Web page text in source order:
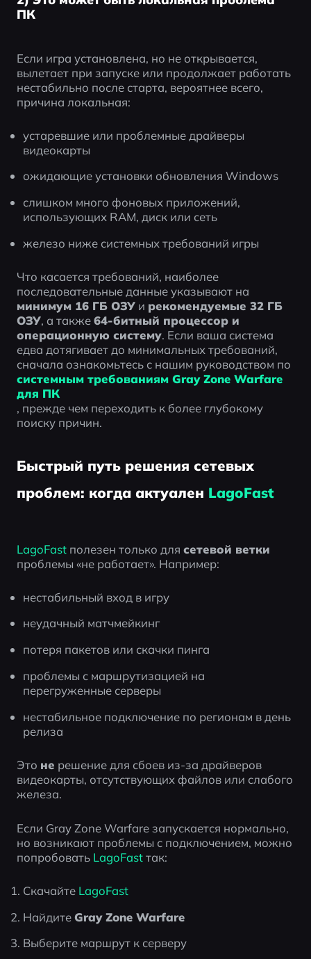
ПК
Если игра установлена, но не открывается,
вылетает при запуске или продолжает работать
нестабильно после старта, вероятнее всего,
причина локальная:
устаревшие или проблемные драйверы
видеокарты
ожидающие установки обновления Windows
слишком много фоновых приложений,
использующих RAM, диск или сеть
железо ниже системных требований игры
Что касается требований, наиболее
минимум 16 ГБ ОЗУ и рекомендуемые 32 ГБ
ОЗУ, а также 64-битный процессор и
операционную систему. Если ваша система
едва дотягивает до минимальных требований,
сначала ознакомьтесь с нашим руководством по
системным требованиям Gray Zone Warfare
для ПК
, прежде чем переходить к более глубокому
поиску причин.
Быстрый путь решения сетевых
проблем: когда актуален LagoFast
LagoFast полезен только для сетевой ветки
проблемы «не работает». Например:
нестабильный вход в игру
неудачный матчмейкинг
потеря пакетов или скачки пинга
проблемы с маршрутизацией на
перегруженные серверы
нестабильное подключение по регионам в день
релиза
Это не решение для сбоев из-за драйверов
видеокарты, отсутствующих файлов или слабого
железа.
Если Gray Zone Warfare запускается нормально,
но возникают проблемы с подключением, можно
попробовать LagoFast так:
Скачайте LagoFast
Найдите Gray Zone Warfare
Выберите маршрут к серверу